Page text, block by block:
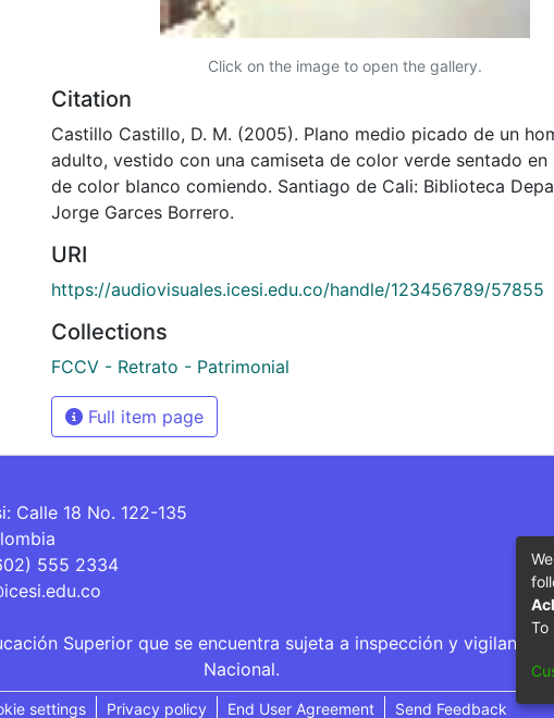
Click on the image to open the gallery.
Citation
Castillo Castillo, D. M. (2005). Plano medio picado de un
adulto, vestido con una camiseta de color verde sentado en
de color blanco comiendo. Santiago de Cali: Biblioteca
Jorge Garces Borrero.
URI
https://audiovisuales.icesi.edu.co/handle/123456789/57855
Collections
FCCV - Retrato - Patrimonial
Full item page
Calle 18 No. 122-135
555 2334
Superior que se encuentra sujeta a inspección y vigilancia
Nacional.
settings Privacy policy End User Agreement Send Feedback
To